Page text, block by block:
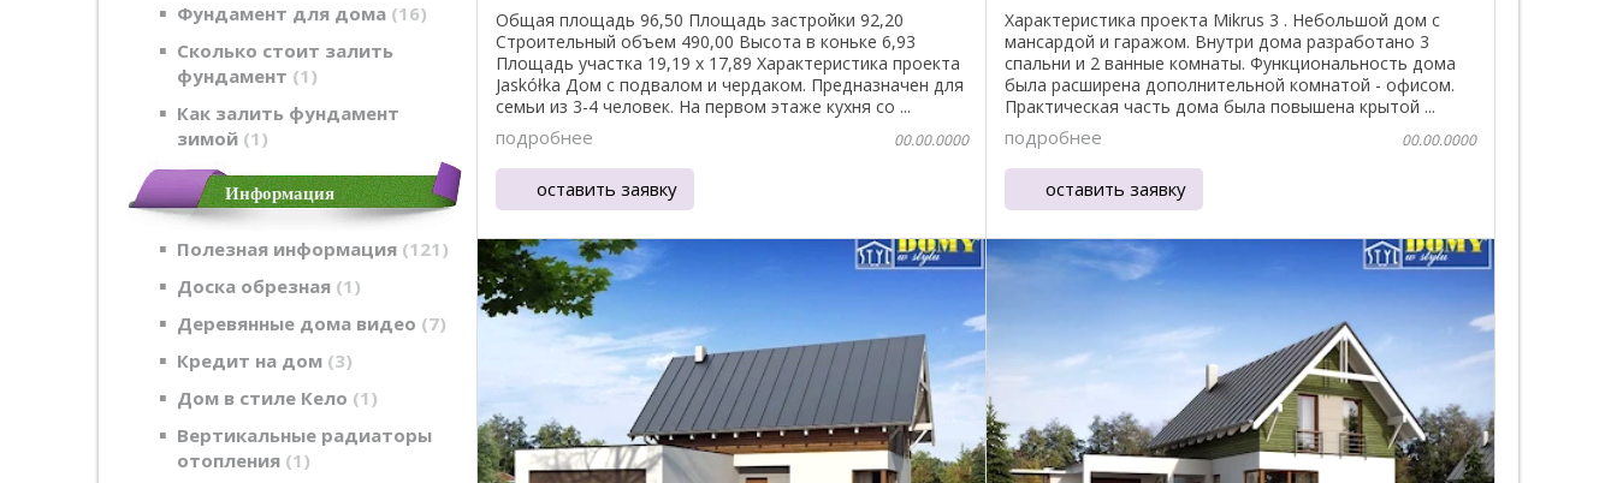
Фундамент для дома 16
Сколько стоит залить
фундамент 1
Как залить фундамент
зимой 1
Информация
Полезная информация 121
Доска обрезная 1
Деревянные дома видео 7
Кредит на дом 3
Дом в стиле Кело 1
Вертикальные радиаторы
отопления 1
Общая площадь 96,50 Площадь застройки 92,20
Строительный объем 490,00 Высота в коньке 6,93
Площадь участка 19,19 x 17,89 Характеристика проекта
Jaskółka Дом с подвалом и чердаком. Предназначен для
семьи из 3-4 человек. На первом этаже кухня со ...
подробнее 00.00.0000
оставить заявку
Характеристика проекта Mikrus 3 . Небольшой дом с
мансардой и гаражом. Внутри дома разработано 3
спальни и 2 ванные комнаты. Функциональность дома
была расширена дополнительной комнатой - офисом.
Практическая часть дома была повышена крытой ...
подробнее 00.00.0000
оставить заявку